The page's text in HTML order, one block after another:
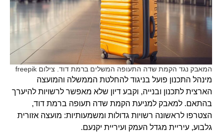
המאבק נגד הקמת שדה התעופה המשלים ברמת דוד. צילום freepik
מינהל התכנון פועל בניגוד להחלטת הממשלה והמועצה
הארצית לתכנון ובנייה, וקבע דיון שלא מאפשר לרשויות להיערך
בהתאם. למאבק למניעת הקמת שדה תעופה ברמת דוד,
הצטרפו לראשונה רשויות גדולות ומשמעותיות: מועצה אזורית
גלבוע, עיריית מגדל העמק ועיריית יקנעם.